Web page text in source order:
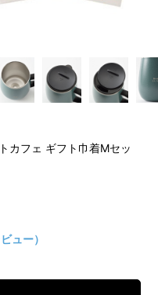
カフェ ギフト巾着Mセッ
ュー）